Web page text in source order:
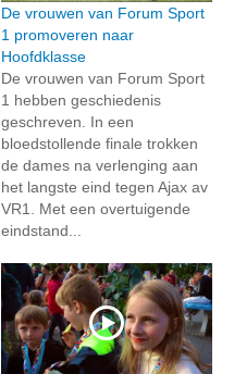
De vrouwen van Forum Sport
1 promoveren naar
Hoofdklasse
De vrouwen van Forum Sport
1 hebben geschiedenis
geschreven. In een
bloedstollende finale trokken
de dames na verlenging aan
het langste eind tegen Ajax av
VR1. Met een overtuigende
eindstand...